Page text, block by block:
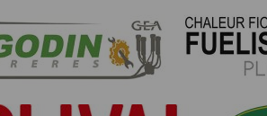
Informations sur la localisation
Nous collectons et traitons les informations de
nous ne suivons pas la localisation de votre
nécessaire de suivre la localisation de votre
vous pouvez le faire à tout moment en ajustant